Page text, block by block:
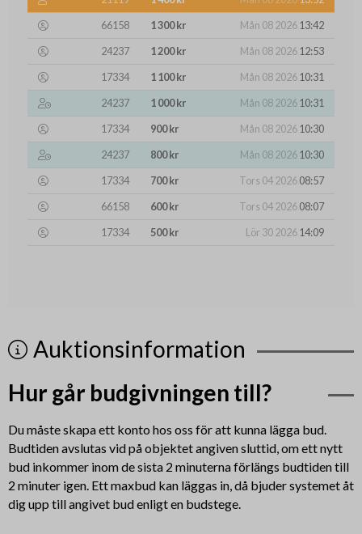
66158
1 300 kr Mån 08 202613:42
24237
1 200 kr Mån 08 202612:53
17334
1 100 kr Mån 08 202610:31
24237
1 000 kr Mån 08 202610:31
17334
900 kr Mån 08 202610:30
24237
800 kr Mån 08 202610:30
17334
700 kr Tors 04 202608:57
66158
600 kr Tors 04 202608:07
17334
500 kr Lör 30 202614:09
Auktionsinformation
Hur går budgivningen till?
Du måste skapa ett konto hos oss för att kunna lägga bud.
Budtiden avslutas vid på objektet angiven sluttid, om ett nytt
bud inkommer inom de sista 2 minuterna förlängs budtiden till
2 minuter igen. Ett maxbud kan läggas in, då bjuder systemet åt
dig upp till angivet bud enligt en budstege.